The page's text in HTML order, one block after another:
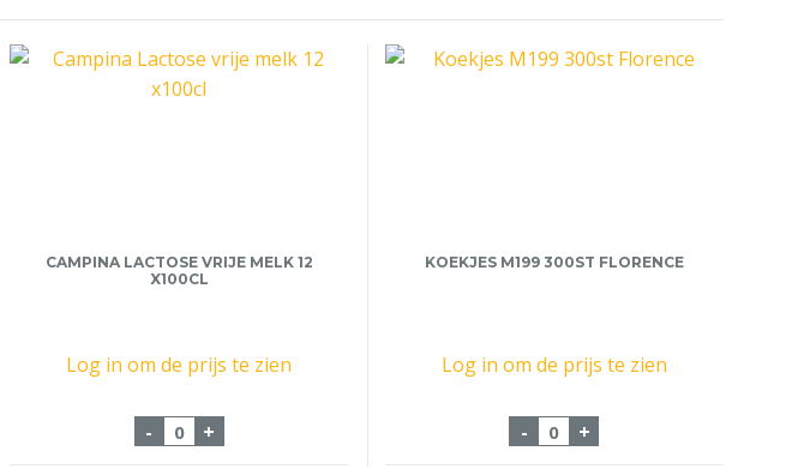
150 stuks aantal
CAMPINA LACTOSE VRIJE MELK 12
X100CL
Log in om de prijs te zien
- Campina Lactose vrije melk 12 x100cl aantal
+
KOEKJES M199 300ST FLORENCE
Log in om de prijs te zien
- Koekjes M199 300st
+